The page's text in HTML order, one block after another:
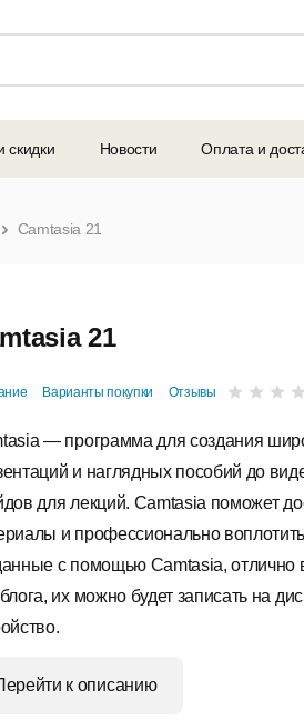
скидки Новости Оплата и
Camtasia 21
21
Варианты покупки Отзывы
— программа для создания
и наглядных пособий до
для лекций. Camtasia поможет
и профессионально
с помощью Camtasia, отлично
их можно будет записать на
к описанию